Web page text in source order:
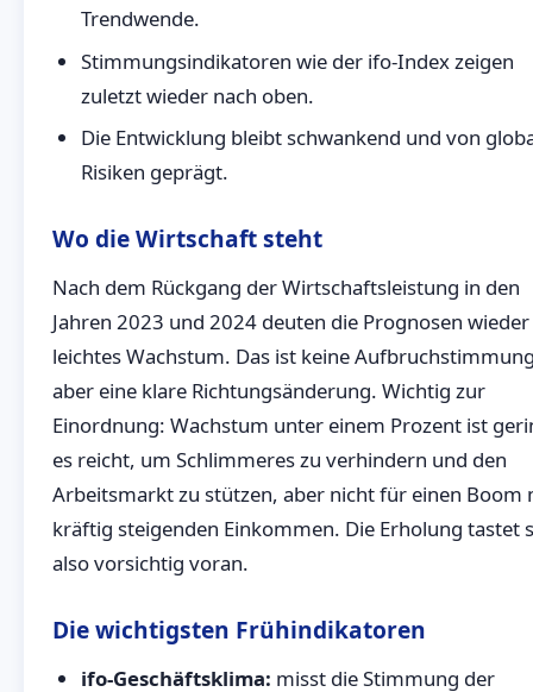
Trendwende.
Stimmungsindikatoren wie der ifo-Index zeigen
zuletzt wieder nach oben.
Die Entwicklung bleibt schwankend und von
Risiken geprägt.
Wo die Wirtschaft steht
Nach dem Rückgang der Wirtschaftsleistung in den
Jahren 2023 und 2024 deuten die Prognosen
leichtes Wachstum. Das ist keine
aber eine klare Richtungsänderung. Wichtig zur
Einordnung: Wachstum unter einem Prozent ist
es reicht, um Schlimmeres zu verhindern und den
Arbeitsmarkt zu stützen, aber nicht für einen Boom
kräftig steigenden Einkommen. Die Erholung tastet
also vorsichtig voran.
Die wichtigsten Frühindikatoren
ifo-Geschäftsklima: misst die Stimmung der